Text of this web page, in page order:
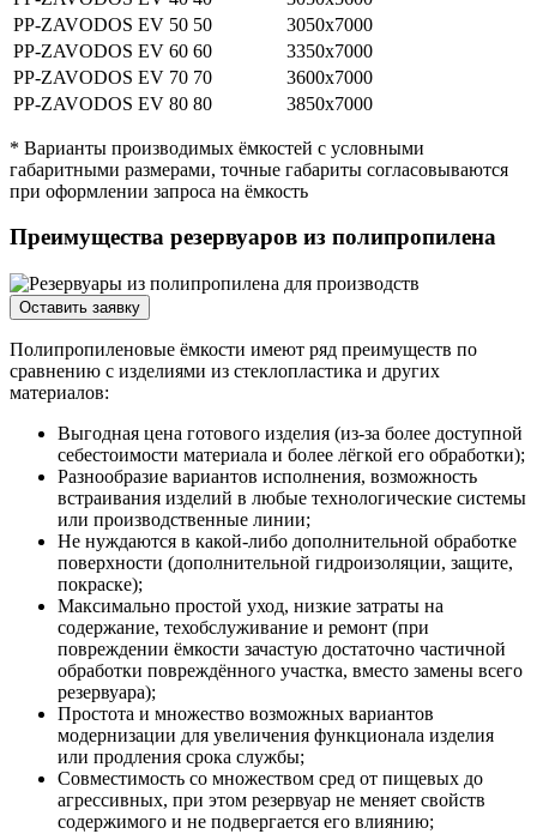
PP-ZAVODOS EV 50 50
3050х7000
PP-ZAVODOS EV 60 60
3350х7000
PP-ZAVODOS EV 70 70
3600х7000
PP-ZAVODOS EV 80 80 3850х7000
* Варианты производимых ёмкостей с условными
габаритными размерами, точные габариты согласовываются
при оформлении запроса на ёмкость
Преимущества резервуаров из полипропилена
Оставить заявку
Полипропиленовые ёмкости имеют ряд преимуществ по
сравнению с изделиями из стеклопластика и других
материалов:
Выгодная цена готового изделия (из-за более доступной
себестоимости материала и более лёгкой его обработки);
Разнообразие вариантов исполнения, возможность
встраивания изделий в любые технологические системы
или производственные линии;
Не нуждаются в какой-либо дополнительной обработке
поверхности (дополнительной гидроизоляции, защите,
покраске);
Максимально простой уход, низкие затраты на
содержание, техобслуживание и ремонт (при
повреждении ёмкости зачастую достаточно частичной
обработки повреждённого участка, вместо замены всего
резервуара);
Простота и множество возможных вариантов
модернизации для увеличения функционала изделия
или продления срока службы;
Совместимость со множеством сред от пищевых до
агрессивных, при этом резервуар не меняет свойств
содержимого и не подвергается его влиянию;